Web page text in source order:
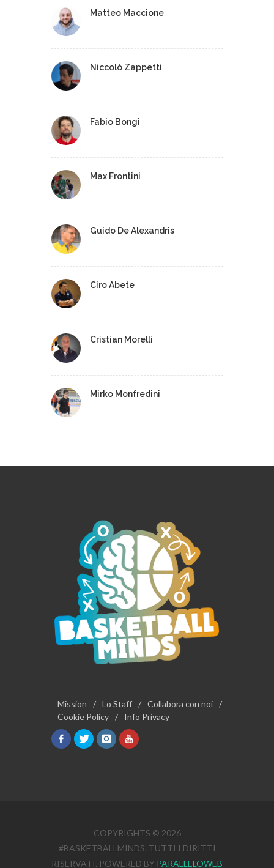
Matteo Maccione
Niccolò Zappetti
Fabio Bongi
Max Frontini
Guido De Alexandris
Ciro Abete
Cristian Morelli
Mirko Monfredini
Mission / Lo Staff / Collabora con noi /
Cookie Policy / Info Privacy
COPYRIGHTS © 2026
#BASKETBALLMINDS. TUTTI I DIRITTI
RISERVATI. POWERED BY PARALLELOWEB